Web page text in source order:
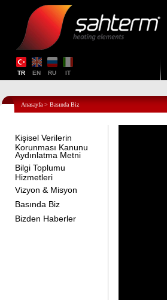
TR EN RU IT
Anasayfa > Basında Biz
Kişisel Verilerin
Korunması Kanunu
Aydınlatma Metni
Bilgi Toplumu
Hizmetleri
Vizyon & Misyon
Basında Biz
Bizden Haberler